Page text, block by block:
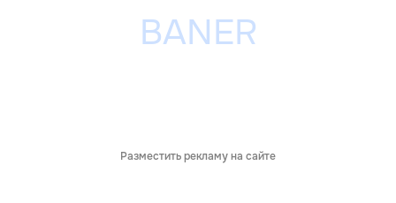
Разместить рекламу на сайте